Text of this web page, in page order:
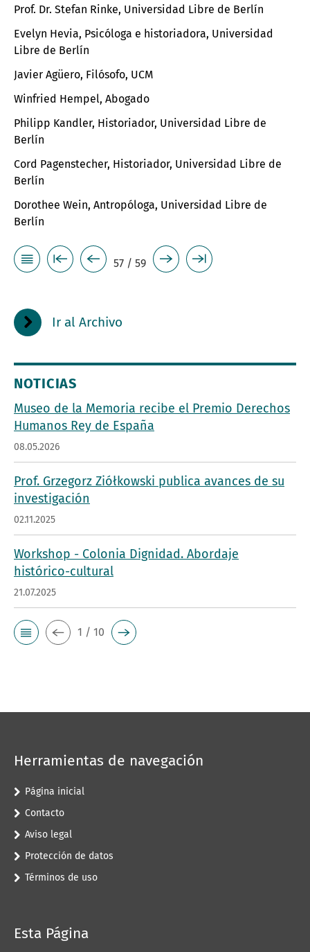
Prof. Dr. Stefan Rinke, Universidad Libre de Berlín
Evelyn Hevia, Psicóloga e historiadora, Universidad
Libre de Berlín
Javier Agüero, Filósofo, UCM
Winfried Hempel, Abogado
Philipp Kandler, Historiador, Universidad Libre de
Berlín
Cord Pagenstecher, Historiador, Universidad Libre de
Berlín
Dorothee Wein, Antropóloga, Universidad Libre de
Berlín
57 / 59
Ir al Archivo
NOTICIAS
Museo de la Memoria recibe el Premio Derechos
Humanos Rey de España
08.05.2026
Prof. Grzegorz Ziółkowski publica avances de su
investigación
02.11.2025
Workshop - Colonia Dignidad. Abordaje
histórico-cultural
21.07.2025
1 / 10
Herramientas de navegación
Página inicial
Contacto
Aviso legal
Protección de datos
Términos de uso
Esta Página